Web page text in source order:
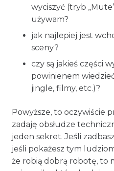
wyciszyć (tryb
używam?
jak najlepiej jest
sceny?
czy są jakieś części
powinienem
jingle, filmy, etc.)?
Powyższe, to oczywiście
zadaję obsłudze
jeden sekret. Jeśli
jeśli pokażesz tym
że robią dobrą robotę, to